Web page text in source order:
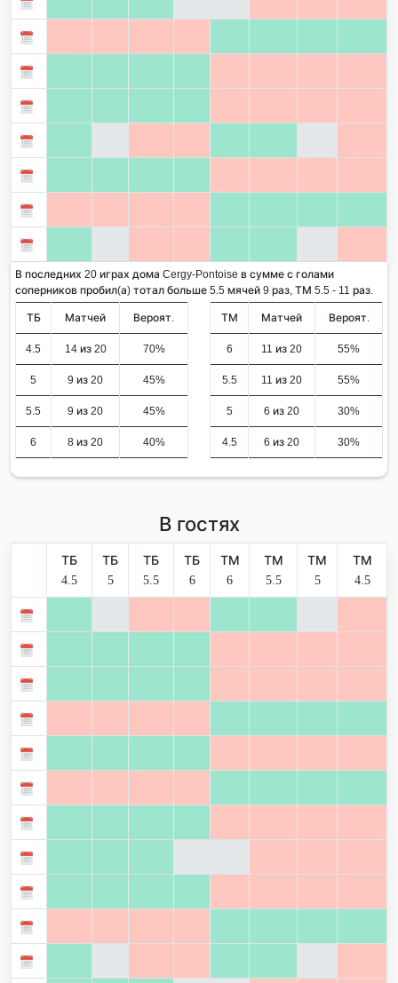
В последних 20 играх дома Cergy-Pontoise в сумме с голами
соперников пробил(а) тотал больше 5.5 мячей 9 раз, ТМ 5.5 - 11 раз.
ТБ Матчей Вероят.
4.5 14 из 20 70%
5 9 из 20 45%
5.5 9 из 20 45%
6 8 из 20 40%
ТМ Матчей Вероят.
6 11 из 20 55%
5.5 11 из 20 55%
5 6 из 20 30%
4.5 6 из 20 30%
В гостях
ТБ
4.5
ТБ
5
ТБ
5.5
ТБ
6
ТМ
6
ТМ
5.5
ТМ
5
ТМ
4.5